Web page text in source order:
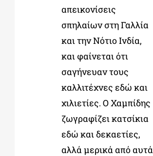
απεικονίσεις
σπηλαίων στη Γαλλία
και την Νότιο Ινδία,
και φαίνεται ότι
σαγήνευαν τους
καλλιτέχνες εδώ και
χιλιετίες. Ο Χαμπίδης
ζωγραφίζει κατσίκια
εδώ και δεκαετίες,
αλλά μερικά από αυτά